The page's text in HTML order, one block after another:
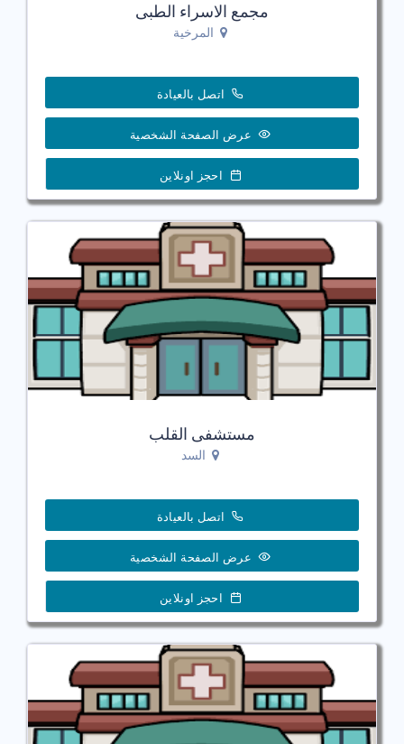
مجمع الاسراء الطبى
المرخية
اتصل بالعيادة
عرض الصفحة الشخصية
احجز اونلاين
مستشفى القلب
السد
اتصل بالعيادة
عرض الصفحة الشخصية
احجز اونلاين